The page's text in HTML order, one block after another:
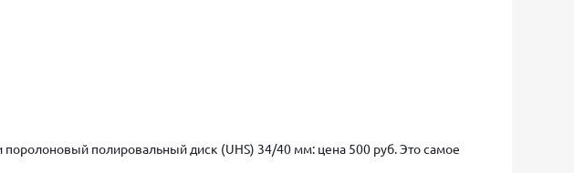
полировальный диск (UHS) 34/40 мм: цена 500 руб. Это самое